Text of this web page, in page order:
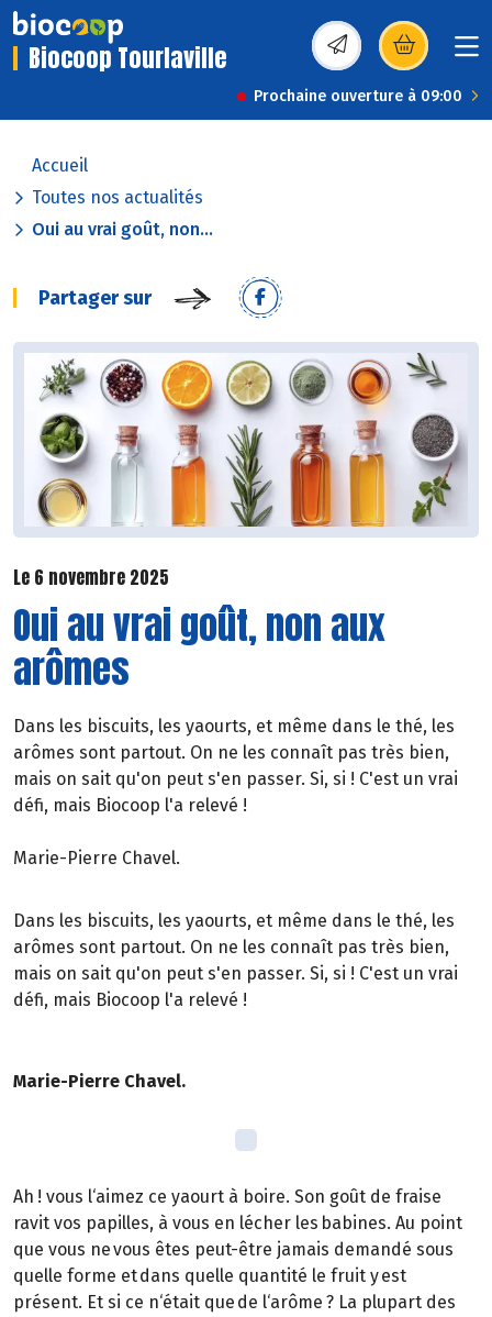
Biocoop Tourlaville (s’ouvre dans une
Prochaine ouverture à 09:00
Accueil
Toutes nos actualités
Oui au vrai goût, non...
Partager sur
Le 6 novembre 2025
Oui au vrai goût, non aux
arômes
Dans les biscuits, les yaourts, et même dans le thé, les
arômes sont partout. On ne les connaît pas très bien,
mais on sait qu'on peut s'en passer. Si, si ! C'est un vrai
défi, mais Biocoop l'a relevé !
Marie-Pierre Chavel.
Dans les biscuits, les yaourts, et même dans le thé, les
arômes sont partout. On ne les connaît pas très bien,
mais on sait qu'on peut s'en passer. Si, si ! C'est un vrai
défi, mais Biocoop l'a relevé !
Marie-Pierre Chavel.
Ah ! vous l‘aimez ce yaourt à boire. Son goût de fraise
ravit vos papilles, à vous en lécher les babines. Au point
que vous ne vous êtes peut-être jamais demandé sous
quelle forme et dans quelle quantité le fruit y est
présent. Et si ce n‘était que de l‘arôme ? La plupart des